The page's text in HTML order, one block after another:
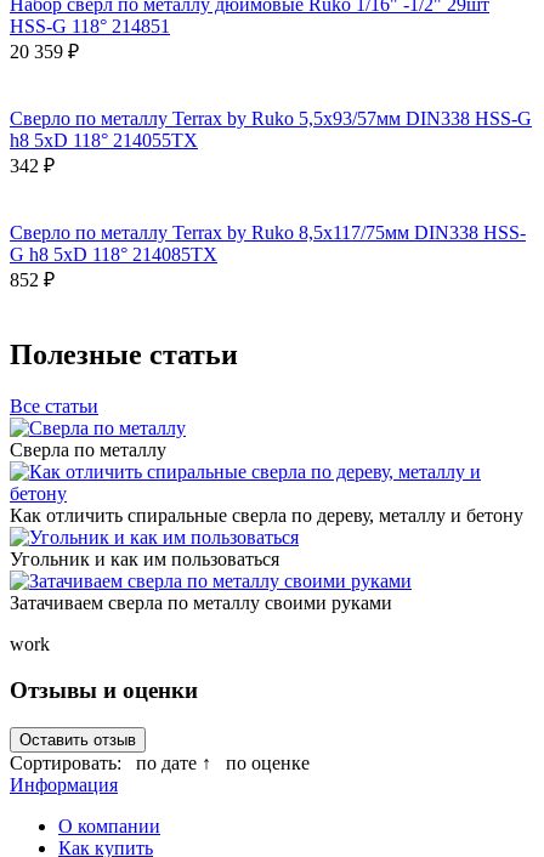
HSS-G 118° 214851
20 359 ₽
Сверло по металлу Terrax by Ruko 5,5x93/57мм DIN338 HSS-G
h8 5xD 118° 214055TX
342 ₽
Сверло по металлу Terrax by Ruko 8,5x117/75мм DIN338 HSS-
G h8 5xD 118° 214085TX
852 ₽
Полезные статьи
Все статьи
Сверла по металлу
Как отличить спиральные сверла по дереву, металлу и бетону
Угольник и как им пользоваться
Затачиваем сверла по металлу своими руками
work
Отзывы и оценки
Оставить отзыв
Сортировать: по дате ↑
по оценке
Информация
О компании
Как купить